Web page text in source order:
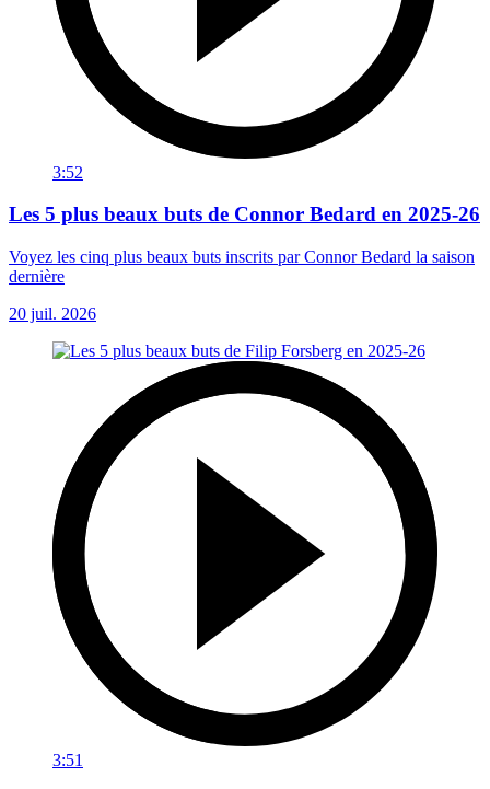
3:52
Les 5 plus beaux buts de Connor Bedard en 2025-26
Voyez les cinq plus beaux buts inscrits par Connor Bedard la saison
dernière
20 juil. 2026
3:51